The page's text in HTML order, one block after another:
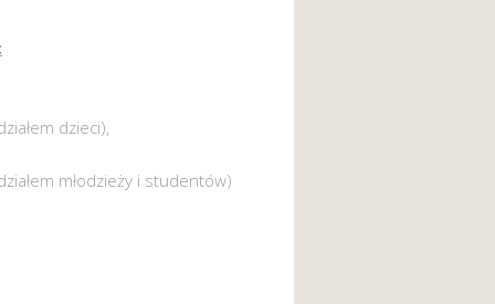
dzieci),
młodzieży i studentów)